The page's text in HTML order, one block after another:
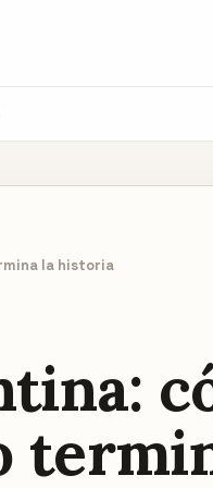
la historia